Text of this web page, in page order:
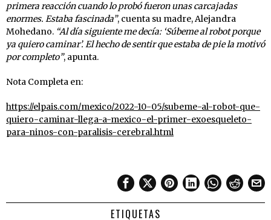
primera reacción cuando lo probó fueron unas carcajadas
enormes. Estaba fascinada”, cuenta su madre, Alejandra
Mohedano. “Al día siguiente me decía: ‘Súbeme al robot porque
ya quiero caminar’. El hecho de sentir que estaba de pie la motivó
por completo”, apunta.
Nota Completa en:
https://elpais.com/mexico/2022-10-05/subeme-al-robot-que-
quiero-caminar-llega-a-mexico-el-primer-exoesqueleto-
para-ninos-con-paralisis-cerebral.html
ETIQUETAS